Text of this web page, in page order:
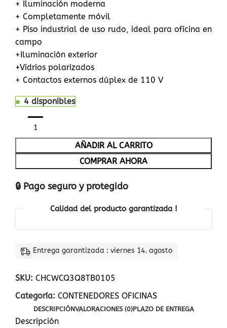
+ Iluminación moderna
+ Completamente móvil
+ Piso industrial de uso rudo, ideal para oficina en
campo
+Iluminación exterior
+Vidrios polarizados
+ Contactos externos dúplex de 110 V
4 disponibles
AÑADIR AL CARRITO
COMPRAR AHORA
🔒 Pago seguro y protegido
Calidad del producto garantizada !
Entrega garantizada : viernes 14. agosto
SKU: CHCWCQ3Q8TB0105
Categoría: CONTENEDORES OFICINAS
DESCRIPCIÓNVALORACIONES (0)PLAZO DE ENTREGA
Descripción